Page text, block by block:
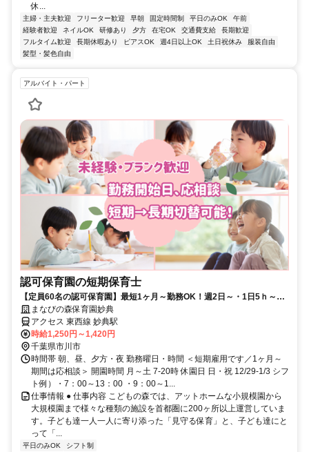
休...
主婦・主夫歓迎 フリーター歓迎 早朝 固定時間制 平日のみOK
午前
経験者歓迎
ネイルOK 研修あり 夕方 在宅OK 交通費支給
長期歓迎
フルタイム歓迎
長期休暇あり ピアスOK 週4日以上OK 土日祝休み
服装自由
髪型・髪色自由
アルバイト・パート
認可保育園の短期保育士
【定員60名の認可保育園】最短1ヶ月～勤務OK！週2日～・1日5ｈ～応
相談★事前見学も大歓迎
まなびの森保育園妙典
アクセス 東西線 妙典駅
時給1,250円～1,420円
千葉県市川市
時間帯 朝、昼、夕方・夜 勤務曜日・時間 ＜短期雇用です／1ヶ月～
期間は応相談＞ 開園時間 月～土 7-20時 休園日 日・祝 12/29-1/3 シフ
ト例）・7：00～13：00 ・9：00～1...
仕事情報 ● 仕事内容 こどもの森では、アットホームな小規模園から
大規模園まで様々な種類の施設を首都圏に200ヶ所以上運営していま
す。子ども達一人一人に寄り添った「見守る保育」と、子ども達にと
って「...
平日のみOK シフト制